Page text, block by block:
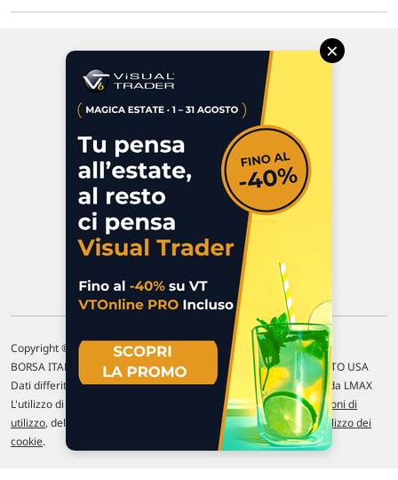
Via Macanno, 38/A
47923 Rimini
P.IVA 02 452 460 401
Chi siamo
Commenti e segnalazioni
Contattaci
Copyright © 1996-2026 Traderlink Italia s.r.l.
BORSA ITALIANA Quotazioni di borsa differite di 15 min. / MERCATO USA
Dati differiti di 15 min. (fonte Intrinio) / FOREX Quotazioni fornite da LMAX
L'utilizzo di questo sito implica l'accettazione delle nostreCondizioni di
utilizzo, del Politiche sulla privacye dell'Utilizzo dei
cookie.
×